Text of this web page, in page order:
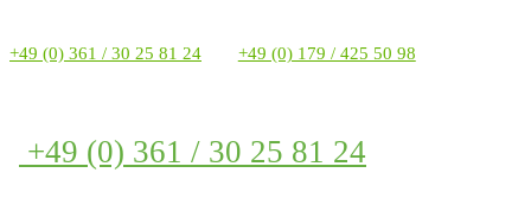
+49 (0) 361 / 30 25 81 24 +49 (0) 179 / 425 50 98
+49 (0) 361 / 30 25 81 24